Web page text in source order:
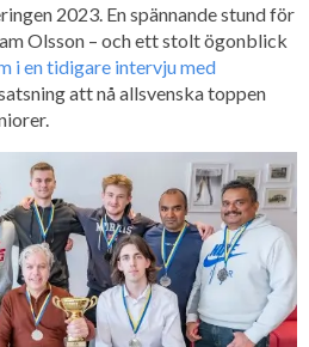
2023. En spännande stund för
Olsson – och ett stolt ögonblick
i en tidigare intervju med
att nå allsvenska toppen